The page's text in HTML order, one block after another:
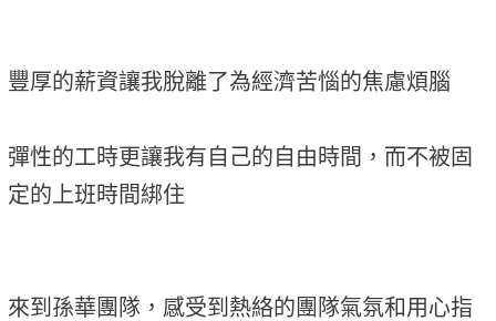
豐厚的薪資讓我脫離了為經濟苦惱的焦慮煩腦
彈性的工時更讓我有自己的自由時間，而不被固
定的上班時間綁住
來到孫華團隊，感受到熱絡的團隊氣氛和用心指